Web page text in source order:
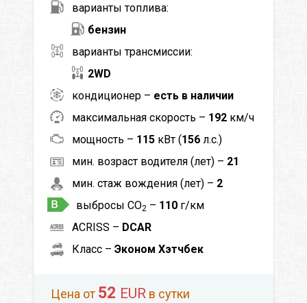
варианты топлива:
бензин
варианты трансмиссии:
2WD
кондиционер – есть в наличии
максимальная скорость – 192 км/ч
мощность – 115 кВт (156 л.с.)
мин. возраст водителя (лет) – 21
мин. стаж вождения (лет) – 2
выбросы CO2 – 110 г/км
ACRISS – DCAR
Класс – Эконом Хэтчбек
Цена от 52 EUR в сутки